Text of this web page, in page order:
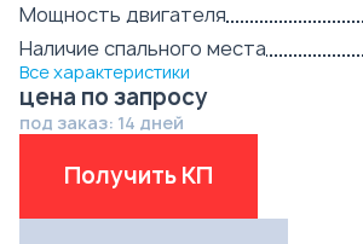
Мощность двигателя
Наличие спального места
Все характеристики
цена по запросу
под заказ: 14 дней
Получить КП